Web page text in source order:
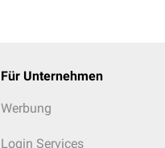
Für Unternehmen
Werbung
Login Services